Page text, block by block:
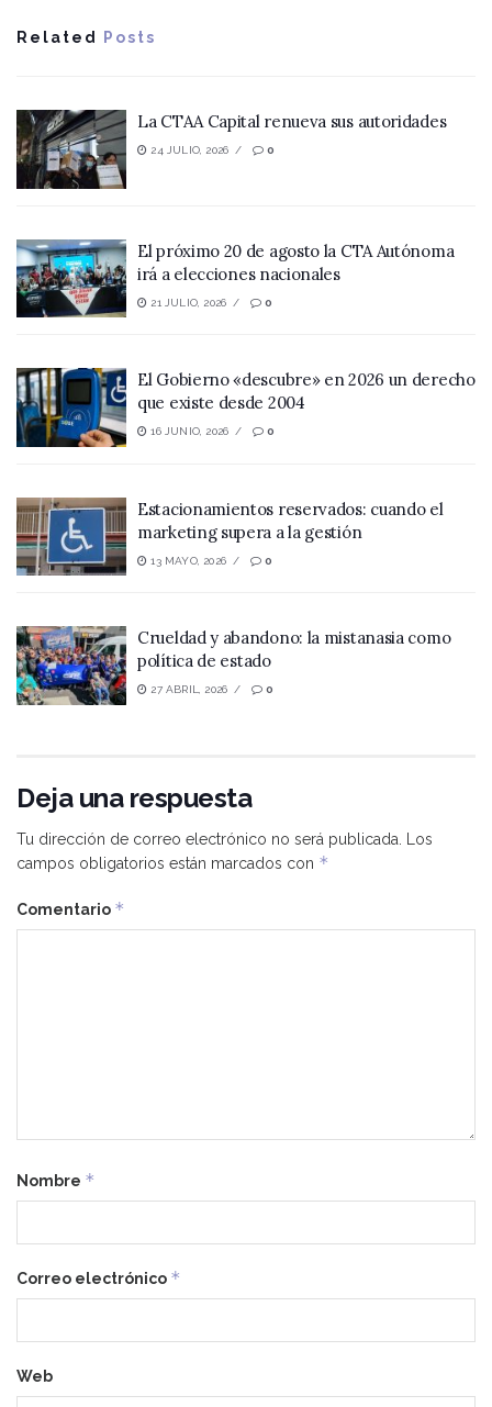
Related Posts
La CTAA Capital renueva sus autoridades
24 JULIO, 2026 0
El próximo 20 de agosto la CTA Autónoma
irá a elecciones nacionales
21 JULIO, 2026 0
El Gobierno «descubre» en 2026 un derecho
que existe desde 2004
16 JUNIO, 2026 0
Estacionamientos reservados: cuando el
marketing supera a la gestión
13 MAYO, 2026 0
Crueldad y abandono: la mistanasia como
política de estado
27 ABRIL, 2026 0
Deja una respuesta
Tu dirección de correo electrónico no será publicada.
Los
campos obligatorios están marcados con *
Comentario *
Nombre *
Correo electrónico *
Web